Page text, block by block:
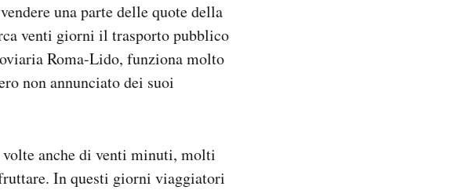
una parte delle quote della
venti giorni il trasporto pubblico
Roma-Lido, funziona molto
non annunciato dei suoi
anche di venti minuti, molti
In questi giorni viaggiatori